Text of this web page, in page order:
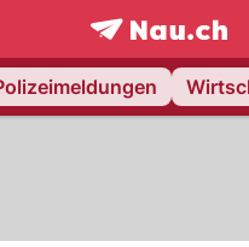
frontpage.